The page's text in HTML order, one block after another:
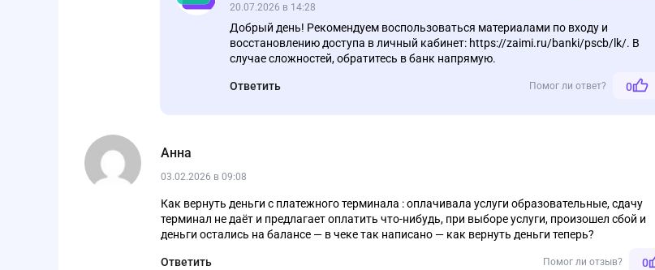
20.07.2026 в 14:28
Добрый день! Рекомендуем воспользоваться материалами по входу и
восстановлению доступа в личный кабинет: https://zaimi.ru/banki/pscb/lk/. В
случае сложностей, обратитесь в банк напрямую.
Ответить Помог ли ответ? 0
Анна
03.02.2026 в 09:08
Как вернуть деньги с платежного терминала : оплачивала услуги образовательные, сдачу
терминал не даёт и предлагает оплатить что-нибудь, при выборе услуги, произошел сбой и
деньги остались на балансе — в чеке так написано — как вернуть деньги теперь?
Ответить Помог ли отзыв? 0